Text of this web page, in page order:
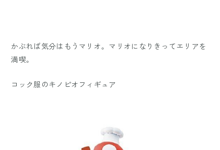
かぶれば気分はもうマリオ。マリオになりきってエリアを
満喫。
コック服のキノピオフィギュア